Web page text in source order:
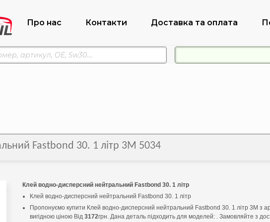
Про нас Контакти Доставка та оплата
Fastbond 30. 1 літр 3M 5034
Клей водно-дисперсний нейтральний Fastbond 30. 1 літр
Клей водно-дисперсний нейтральний Fastbond 30. 1 літр
Пропонуємо купити Клей водно-дисперсний нейтральний Fastbond 30. 1 літр 3M з
вигідною ціною Від 3172грн. Дана деталь підходить для моделей: . Замовляйте з